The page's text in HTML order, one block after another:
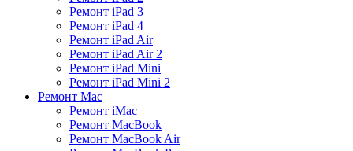
Ремонт iPad 3
Ремонт iPad 4
Ремонт iPad Air
Ремонт iPad Air 2
Ремонт iPad Mini
Ремонт iPad Mini 2
Ремонт Mac
Ремонт iMac
Ремонт MacBook
Ремонт MacBook Air